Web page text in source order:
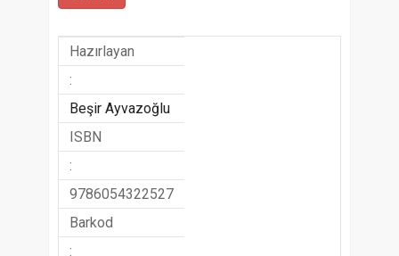
Hazırlayan
:
Beşir Ayvazoğlu
ISBN
:
9786054322527
Barkod
: